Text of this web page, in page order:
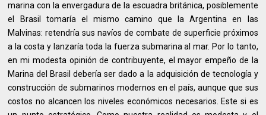
marina con la envergadura de la escuadra británica, posiblemente
el Brasil tomaría el mismo camino que la Argentina en las
Malvinas: retendría sus navíos de combate de superficie próximos
a la costa y lanzaría toda la fuerza submarina al mar. Por lo tanto,
en mi modesta opinión de contribuyente, el mayor empeño de la
Marina del Brasil debería ser dado a la adquisición de tecnología y
construcción de submarinos modernos en el país, aunque que sus
costos no alcancen los niveles económicos necesarios. Este si es